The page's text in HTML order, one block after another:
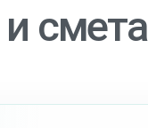
смета